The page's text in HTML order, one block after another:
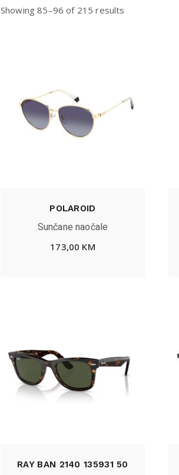
Showing 85–96 of 215 results
POLAROID
Sunčane naočale
173,00 KM
RAY BAN 2140 135931 50